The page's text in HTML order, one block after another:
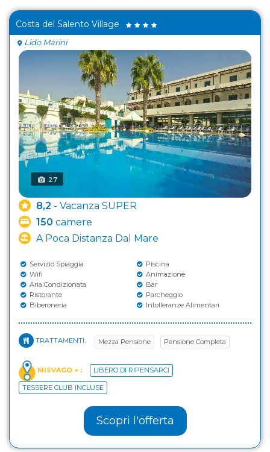
Costa del Salento Village
Lido Marini
27
8,2 - Vacanza SUPER
150 camere
A Poca Distanza Dal Mare
Servizio Spiaggia
Piscina
Wifi
Animazione
Aria Condizionata
Bar
Ristorante
Parcheggio
Biberoneria
Intolleranze Alimentari
TRATTAMENTI: Mezza Pensione Pensione Completa
MISVAGO + : LIBERO DI RIPENSARCI
TESSERE CLUB INCLUSE
Scopri l'offerta